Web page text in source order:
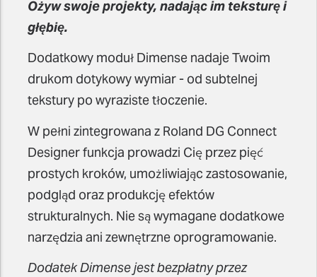
Ożyw swoje projekty, nadając im teksturę i
głębię.
Dodatkowy moduł Dimense nadaje Twoim
drukom dotykowy wymiar - od subtelnej
tekstury po wyraziste tłoczenie.
W pełni zintegrowana z Roland DG Connect
Designer funkcja prowadzi Cię przez pięć
prostych kroków, umożliwiając zastosowanie,
podgląd oraz produkcję efektów
strukturalnych. Nie są wymagane dodatkowe
narzędzia ani zewnętrzne oprogramowanie.
Dodatek Dimense jest bezpłatny przez